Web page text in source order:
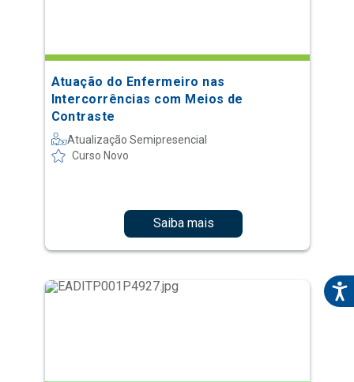
Atuação do Enfermeiro nas
Intercorrências com Meios de
Contraste
Atualização Semipresencial
Curso Novo
Saiba mais